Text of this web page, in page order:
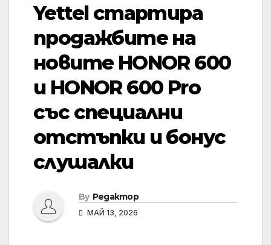
Yettel стартира
продажбите на
новите HONOR 600
и HONOR 600 Pro
със специални
отстъпки и бонус
слушалки
By Редактор
МАЙ 13, 2026